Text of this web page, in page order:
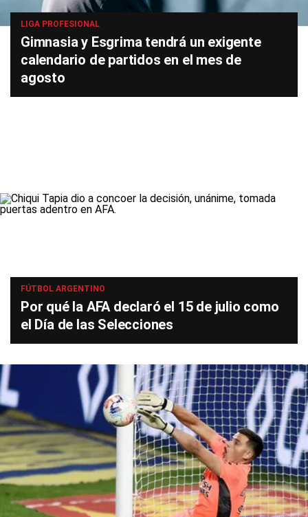
LIGA PROFESIONAL
Gimnasia y Esgrima tendrá un exigente
calendario de partidos en el mes de
agosto
FÚTBOL ARGENTINO
Por qué la AFA declaró el 15 de julio como
el Día de las Selecciones